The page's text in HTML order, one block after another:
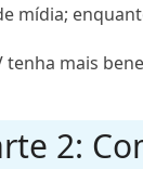
mídia;
tenha mais
2: